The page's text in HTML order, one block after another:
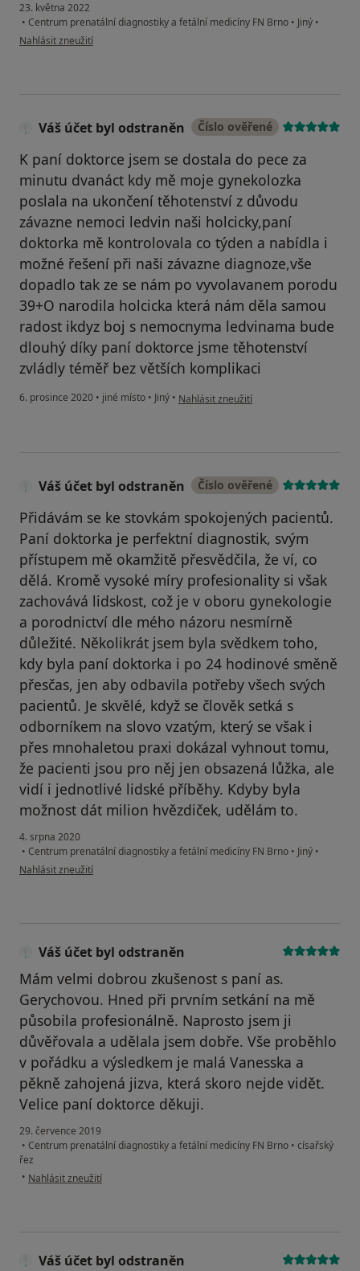
23. května 2022
• Centrum prenatální diagnostiky a fetální medicíny FN Brno • Jiný •
podle názoru uživatele P.S.
Nahlásit zneužití
Váš účet byl odstraněn Číslo ověřené
K paní doktorce jsem se dostala do pece za
minutu dvanáct kdy mě moje gynekolozka
poslala na ukončení těhotenství z důvodu
závazne nemoci ledvin naši holcicky,paní
doktorka mě kontrolovala co týden a nabídla i
možné řešení při naši závazne diagnoze,vše
dopadlo tak ze se nám po vyvolavanem porodu
39+O narodila holcicka která nám děla samou
radost ikdyz boj s nemocnyma ledvinama bude
dlouhý díky paní doktorce jsme těhotenství
zvládly téměř bez větších komplikaci
6. prosince 2020 • jiné místo • Jiný • podle názoru uživatele Váš účet byl
Nahlásit zneužití
Váš účet byl odstraněn Číslo ověřené
Přidávám se ke stovkám spokojených pacientů.
Paní doktorka je perfektní diagnostik, svým
přístupem mě okamžitě přesvědčila, že ví, co
dělá. Kromě vysoké míry profesionality si však
zachovává lidskost, což je v oboru gynekologie
a porodnictví dle mého názoru nesmírně
důležité. Několikrát jsem byla svědkem toho,
kdy byla paní doktorka i po 24 hodinové směně
přesčas, jen aby odbavila potřeby všech svých
pacientů. Je skvělé, když se člověk setká s
odborníkem na slovo vzatým, který se však i
přes mnohaletou praxi dokázal vyhnout tomu,
že pacienti jsou pro něj jen obsazená lůžka, ale
vidí i jednotlivé lidské příběhy. Kdyby byla
možnost dát milion hvězdiček, udělám to.
4. srpna 2020
• Centrum prenatální diagnostiky a fetální medicíny FN Brno • Jiný •
podle názoru uživatele Váš účet byl odstraněn
Nahlásit zneužití
Váš účet byl odstraněn
Mám velmi dobrou zkušenost s paní as.
Gerychovou. Hned při prvním setkání na mě
působila profesionálně. Naprosto jsem ji
důvěřovala a udělala jsem dobře. Vše proběhlo
v pořádku a výsledkem je malá Vanesska a
pěkně zahojená jizva, která skoro nejde vidět.
Velice paní doktorce děkuji.
29. července 2019
• Centrum prenatální diagnostiky a fetální medicíny FN Brno • císařský
řez
• podle názoru uživatele Váš účet byl odstraněn
Nahlásit zneužití
Váš účet byl odstraněn